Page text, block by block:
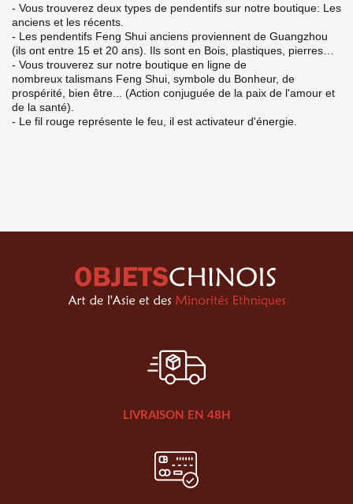
- Vous trouverez deux types de pendentifs sur notre boutique: Les
anciens et les récents.
- Les pendentifs Feng Shui anciens proviennent de Guangzhou
(ils ont entre 15 et 20 ans). Ils sont en Bois, plastiques, pierres…
- Vous trouverez sur notre boutique en ligne de
nombreux talismans Feng Shui, symbole du Bonheur, de
prospérité, bien être... (Action conjuguée de la paix de l'amour et
de la santé).
- Le fil rouge représente le feu, il est activateur d'énergie.
LIVRAISON EN 48H